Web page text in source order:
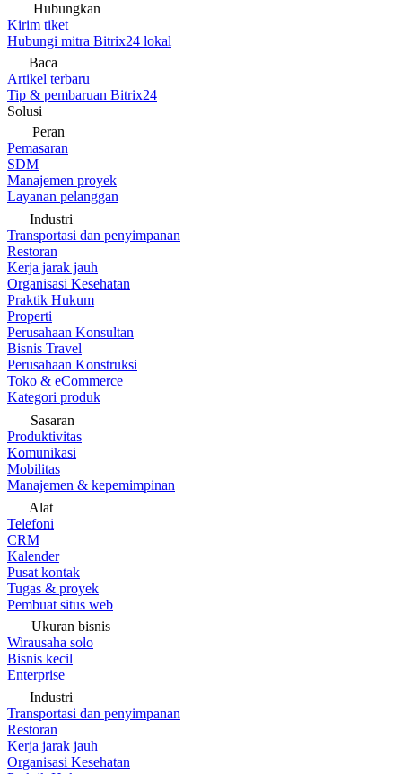
Hubungkan
Kirim tiket
Hubungi mitra Bitrix24 lokal
Baca
Artikel terbaru
Tip & pembaruan Bitrix24
Solusi
Peran
Pemasaran
SDM
Manajemen proyek
Layanan pelanggan
Industri
Transportasi dan penyimpanan
Restoran
Kerja jarak jauh
Organisasi Kesehatan
Praktik Hukum
Properti
Perusahaan Konsultan
Bisnis Travel
Perusahaan Konstruksi
Toko & eCommerce
Kategori produk
Sasaran
Produktivitas
Komunikasi
Mobilitas
Manajemen & kepemimpinan
Alat
Telefoni
CRM
Kalender
Pusat kontak
Tugas & proyek
Pembuat situs web
Ukuran bisnis
Wirausaha solo
Bisnis kecil
Enterprise
Industri
Transportasi dan penyimpanan
Restoran
Kerja jarak jauh
Organisasi Kesehatan